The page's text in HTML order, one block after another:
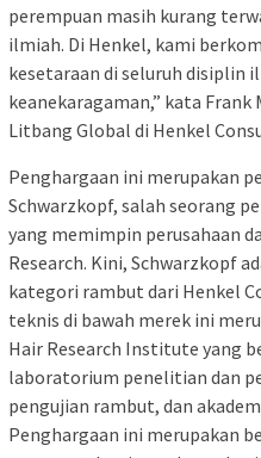
perempuan masih kurang
ilmiah. Di Henkel, kami
kesetaraan di seluruh disiplin
keanekaragaman,” kata Frank
Litbang Global di Henkel
Penghargaan ini merupakan
Schwarzkopf, salah seorang
yang memimpin perusahaan
Research. Kini, Schwarzkopf
kategori rambut dari Henkel
teknis di bawah merek ini
Hair Research Institute yang
laboratorium penelitian dan
pengujian rambut, dan
Penghargaan ini merupakan